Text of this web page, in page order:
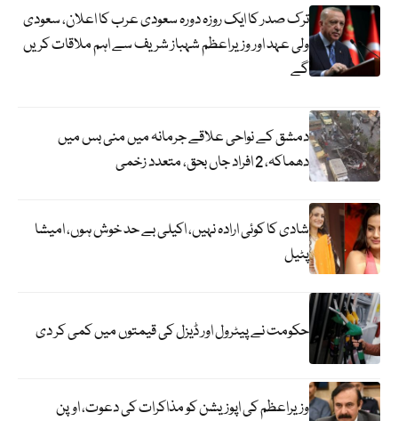
ترک صدر کا ایک روزہ دورہ سعودی عرب کا اعلان، سعودی
ولی عہد اور وزیراعظم شہباز شریف سے اہم ملاقات کریں
گے
دمشق کے نواحی علاقے جرمانہ میں منی بس میں
دھماکہ، 2 افراد جاں بحق، متعدد زخمی
شادی کا کوئی ارادہ نہیں، اکیلی بے حد خوش ہوں، امیشا
پٹیل
حکومت نے پیٹرول اور ڈیزل کی قیمتوں میں کمی کر دی
وزیراعظم کی اپوزیشن کو مذاکرات کی دعوت، اوپن